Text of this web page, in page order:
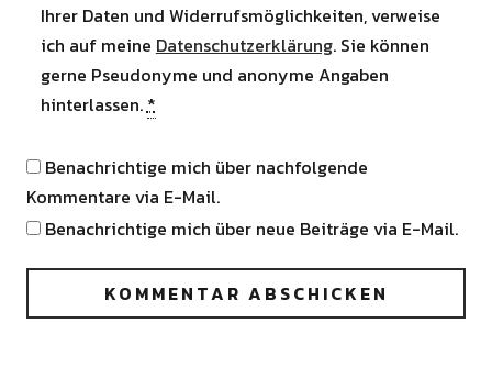
Ihrer Daten und Widerrufsmöglichkeiten, verweise
ich auf meine Datenschutzerklärung. Sie können
gerne Pseudonyme und anonyme Angaben
hinterlassen. *
Benachrichtige mich über nachfolgende
Kommentare via E-Mail.
Benachrichtige mich über neue Beiträge via E-Mail.